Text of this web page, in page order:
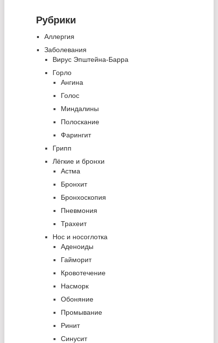
Рубрики
Аллергия
Заболевания
Вирус Эпштейна-Барра
Горло
Ангина
Голос
Миндалины
Полоскание
Фарингит
Грипп
Лёгкие и бронхи
Астма
Бронхит
Бронхоскопия
Пневмония
Трахеит
Нос и носоглотка
Аденоиды
Гайморит
Кровотечение
Насморк
Обоняние
Промывание
Ринит
Синусит